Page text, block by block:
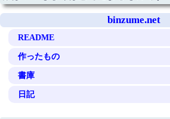
binzume.net
README
作ったもの
書庫
日記